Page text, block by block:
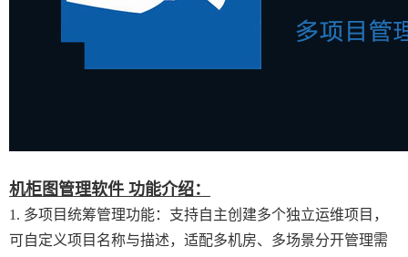
机柜图管理软件 功能介绍：
1. 多项目统筹管理功能：支持自主创建多个独立运维项目，
可自定义项目名称与描述，适配多机房、多场景分开管理需